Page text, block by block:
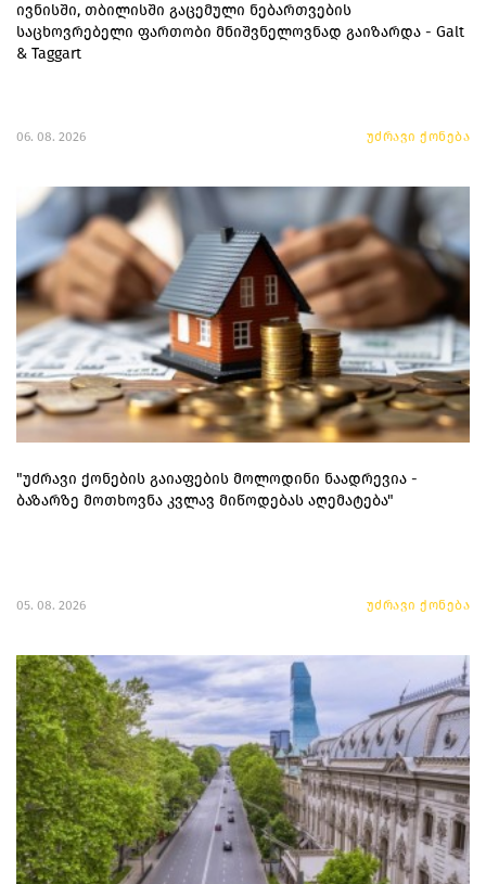
ივნისში, თბილისში გაცემული ნებართვების
საცხოვრებელი ფართობი მნიშვნელოვნად გაიზარდა - Galt
& Taggart
06. 08. 2026 უძრავი ქონება
"უძრავი ქონების გაიაფების მოლოდინი ნაადრევია -
ბაზარზე მოთხოვნა კვლავ მიწოდებას აღემატება"
05. 08. 2026 უძრავი ქონება